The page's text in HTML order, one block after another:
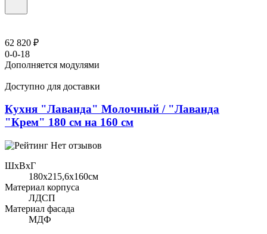
62 820 ₽
0-0-18
Дополняется модулями
Доступно для доставки
Кухня "Лаванда" Молочный / "Лаванда
"Крем" 180 см на 160 см
Нет отзывов
ШхВхГ
180x215,6х160см
Материал корпуса
ЛДСП
Материал фасада
МДФ